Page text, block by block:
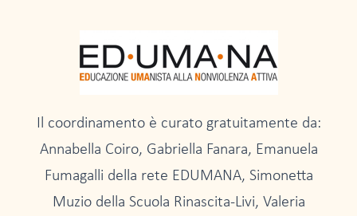
Il coordinamento è curato gratuitamente da:
Annabella Coiro, Gabriella Fanara, Emanuela
Fumagalli della rete EDUMANA, Simonetta
Muzio della Scuola Rinascita-Livi, Valeria